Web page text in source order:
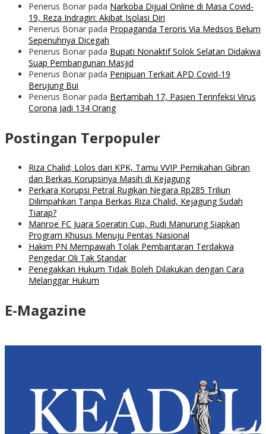
Penerus Bonar pada Narkoba Dijual Online di Masa Covid-
19, Reza Indragiri: Akibat Isolasi Diri
Penerus Bonar pada Propaganda Teroris Via Medsos Belum
Sepenuhnya Dicegah
Penerus Bonar pada Bupati Nonaktif Solok Selatan Didakwa
Suap Pembangunan Masjid
Penerus Bonar pada Penipuan Terkait APD Covid-19
Berujung Bui
Penerus Bonar pada Bertambah 17, Pasien Terinfeksi Virus
Corona Jadi 134 Orang
Postingan Terpopuler
Riza Chalid; Lolos dari KPK, Tamu VVIP Pernikahan Gibran
dan Berkas Korupsinya Masih di Kejagung
Perkara Korupsi Petral Rugikan Negara Rp285 Triliun
Dilimpahkan Tanpa Berkas Riza Chalid, Kejagung Sudah
Tiarap?
Manroe FC Juara Soeratin Cup, Rudi Manurung Siapkan
Program Khusus Menuju Pentas Nasional
Hakim PN Mempawah Tolak Pembantaran Terdakwa
Pengedar Oli Tak Standar
Penegakkan Hukum Tidak Boleh Dilakukan dengan Cara
Melanggar Hukum
E-Magazine